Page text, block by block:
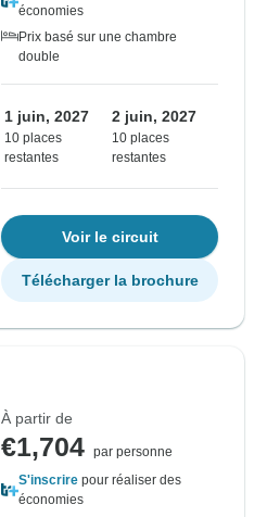
économies
Prix basé sur une chambre
double
1 juin, 2027
10 places
restantes
2 juin, 2027
10 places
restantes
Voir le circuit
Télécharger la brochure
À partir de
€1,704 par personne
S'inscrire pour réaliser des
économies